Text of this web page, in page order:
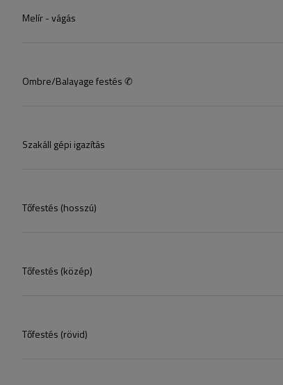
Melír - vágás
Ombre/Balayage festés ✆
Szakáll gépi igazítás
Tőfestés (hosszú)
Tőfestés (közép)
Tőfestés (rövid)